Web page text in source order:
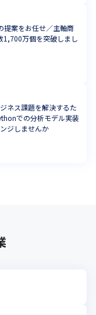
提案をお任せ／主軸商
1,700万個を突破しまし
ネス課題を解決するた
での分析モデル実装
ジしませんか